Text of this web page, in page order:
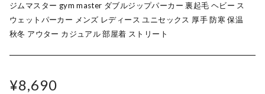
ジムマスター gym master ダブルジップパーカー 裏起毛 ヘビー ス
ウェットパーカー メンズ レディース ユニセックス 厚手 防寒 保温
秋冬 アウター カジュアル 部屋着 ストリート
¥8,690